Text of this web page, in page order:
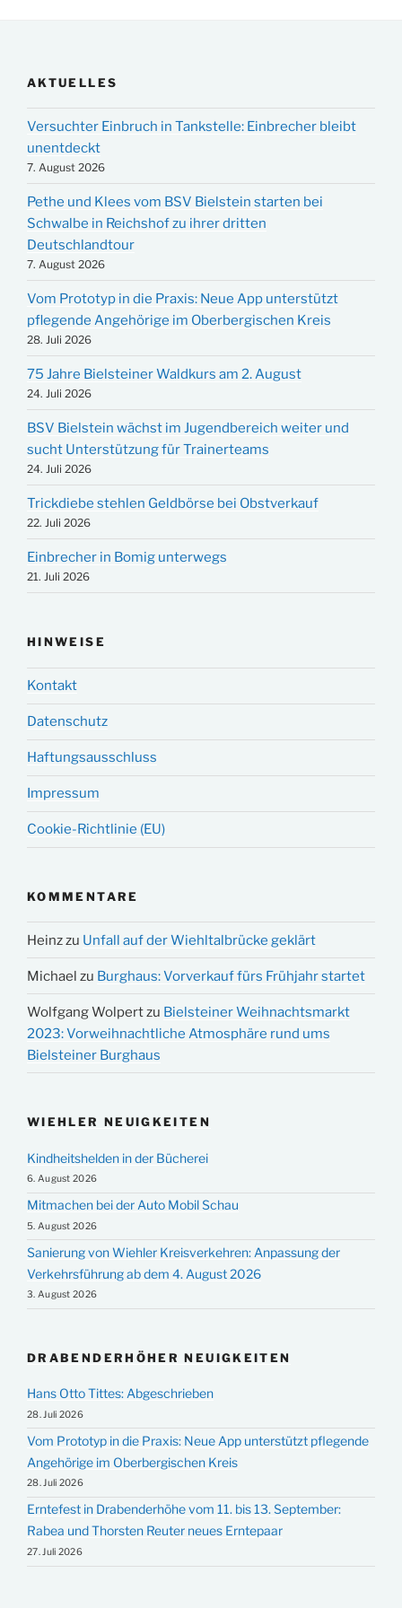
AKTUELLES
Versuchter Einbruch in Tankstelle: Einbrecher bleibt
unentdeckt
7. August 2026
Pethe und Klees vom BSV Bielstein starten bei
Schwalbe in Reichshof zu ihrer dritten
Deutschlandtour
7. August 2026
Vom Prototyp in die Praxis: Neue App unterstützt
pflegende Angehörige im Oberbergischen Kreis
28. Juli 2026
75 Jahre Bielsteiner Waldkurs am 2. August
24. Juli 2026
BSV Bielstein wächst im Jugendbereich weiter und
sucht Unterstützung für Trainerteams
24. Juli 2026
Trickdiebe stehlen Geldbörse bei Obstverkauf
22. Juli 2026
Einbrecher in Bomig unterwegs
21. Juli 2026
HINWEISE
Kontakt
Datenschutz
Haftungsausschluss
Impressum
Cookie-Richtlinie (EU)
KOMMENTARE
Heinzzu Unfall auf der Wiehltalbrücke geklärt
Michael zu Burghaus: Vorverkauf fürs Frühjahr startet
Wolfgang Wolpertzu Bielsteiner Weihnachtsmarkt
2023: Vorweihnachtliche Atmosphäre rund ums
Bielsteiner Burghaus
WIEHLER NEUIGKEITEN
Kindheitshelden in der Bücherei
6. August 2026
Mitmachen bei der Auto Mobil Schau
5. August 2026
Sanierung von Wiehler Kreisverkehren: Anpassung der
Verkehrsführung ab dem 4. August 2026
3. August 2026
DRABENDERHÖHER NEUIGKEITEN
Hans Otto Tittes: Abgeschrieben
28. Juli 2026
Vom Prototyp in die Praxis: Neue App unterstützt pflegende
Angehörige im Oberbergischen Kreis
28. Juli 2026
Erntefest in Drabenderhöhe vom 11. bis 13. September:
Rabea und Thorsten Reuter neues Erntepaar
27. Juli 2026